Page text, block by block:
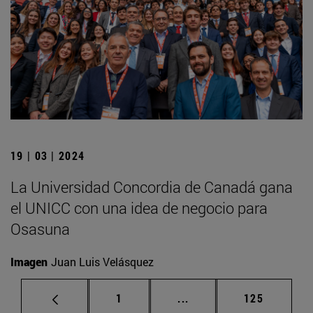
19 | 03 | 2024
La Universidad Concordia de Canadá gana
el UNICC con una idea de negocio para
Osasuna
Imagen Juan Luis Velásquez
Página
1 ... Páginas intermedias
Página
125